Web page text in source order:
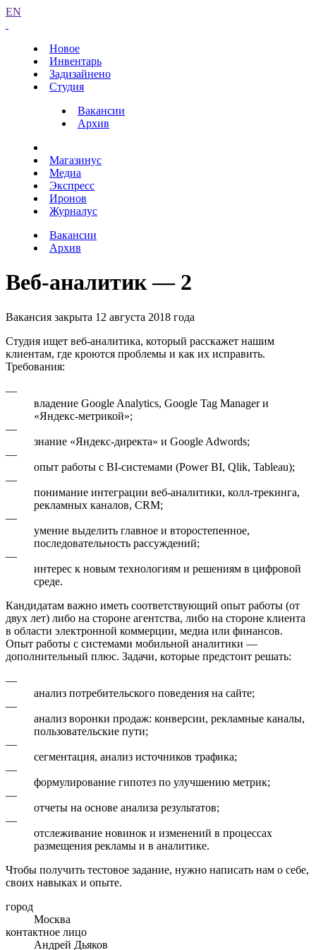
EN
Новое
Инвентарь
Задизайнено
Студия
Вакансии
Архив
Магазинус
Медиа
Экспресс
Иронов
Журналус
Вакансии
Архив
Веб-аналитик — 2
Вакансия закрыта 12 августа 2018 года
Студия ищет веб-аналитика, который расскажет нашим
клиентам, где кроются проблемы и как их исправить.
Требования:
—
владение Google Analytics, Google Tag Manager и
«Яндекс-метрикой»;
—
знание «Яндекс-директа» и Google Adwords;
—
опыт работы с BI-системами (Power BI, Qlik, Tableau);
—
понимание интеграции веб-аналитики, колл-трекинга,
рекламных каналов, CRM;
—
умение выделить главное и второстепенное,
последовательность рассуждений;
—
интерес к новым технологиям и решениям в цифровой
среде.
Кандидатам важно иметь соответствующий опыт работы (от
двух лет) либо на стороне агентства, либо на стороне клиента
в области электронной коммерции, медиа или финансов.
Опыт работы с системами мобильной аналитики —
дополнительный плюс. Задачи, которые предстоит решать:
—
анализ потребительского поведения на сайте;
—
анализ воронки продаж: конверсии, рекламные каналы,
пользовательские пути;
—
сегментация, анализ источников трафика;
—
формулирование гипотез по улучшению метрик;
—
отчеты на основе анализа результатов;
—
отслеживание новинок и изменений в процессах
размещения рекламы и в аналитике.
Чтобы получить тестовое задание, нужно написать нам о себе,
своих навыках и опыте.
город
Москва
контактное лицо
Андрей Дьяков